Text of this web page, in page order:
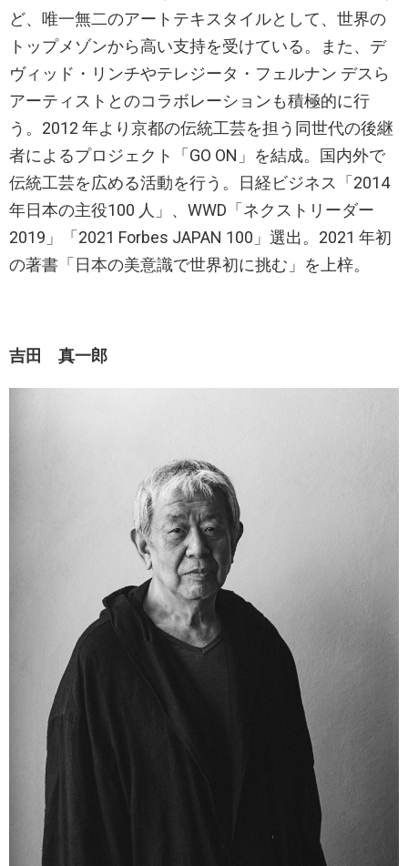
ど、唯一無二のアートテキスタイルとして、世界の
トップメゾンから高い支持を受けている。また、デ
ヴィッド・リンチやテレジータ・フェルナン デスら
アーティストとのコラボレーションも積極的に行
う。2012 年より京都の伝統工芸を担う同世代の後継
者によるプロジェクト「GO ON」を結成。国内外で
伝統工芸を広める活動を行う。日経ビジネス「2014
年日本の主役100 人」、WWD「ネクストリーダー
2019」「2021 Forbes JAPAN 100」選出。2021 年初
の著書「日本の美意識で世界初に挑む」を上梓。
吉田 真一郎